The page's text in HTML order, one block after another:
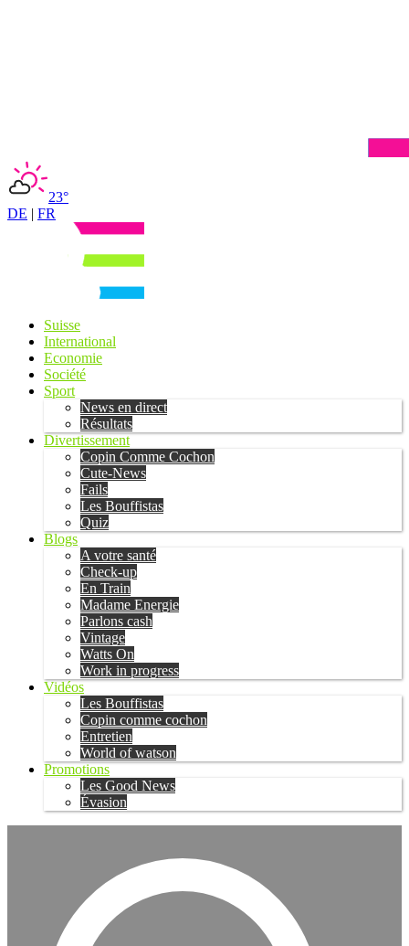
23°
DE | FR
Suisse
International
Economie
Société
Sport
News en direct
Résultats
Divertissement
Copin Comme Cochon
Cute-News
Fails
Les Bouffistas
Quiz
Blogs
A votre santé
Check-up
En Train
Madame Energie
Parlons cash
Vintage
Watts On
Work in progress
Vidéos
Les Bouffistas
Copin comme cochon
Entretien
World of watson
Promotions
Les Good News
Évasion